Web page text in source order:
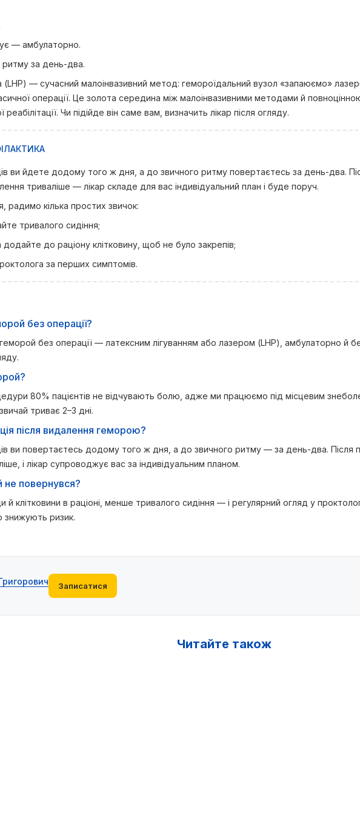
— амбулаторно.
ритму за день-два.
(LHP) — сучасний малоінвазивний метод: гемороїдальний вузол «запаюємо»
операції. Це золота середина між малоінвазивними методами й
Чи підійде він саме вам, визначить лікар після огляду.
ви йдете додому того ж дня, а до звичного ритму повертаєтесь за день-два.
триваліше — лікар складе для вас індивідуальний план і буде поруч.
кілька простих звичок:
тривалого сидіння;
до раціону клітковину, щоб не було закрепів;
за перших симптомів.
без операції?
геморой без операції — латексним лігуванням або лазером (LHP), амбулаторно й
80% пацієнтів не відчувають болю, адже ми працюємо під місцевим
триває 2–3 дні.
після видалення геморою?
ви повертаєтесь додому того ж дня, а до звичного ритму — за день-два. Після
і лікар супроводжує вас за індивідуальним планом.
повернувся?
клітковини в раціоні, менше тривалого сидіння — і регулярний огляд у
знижують ризик.
Записатися
Читайте також